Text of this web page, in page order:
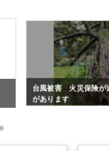
台風被害 火災保険が
があります